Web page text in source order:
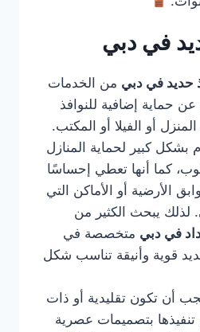
في دبي
حديد في دبي من الخدمات
حماية إضافية للنوافذ
أو الفيلا أو المكتب.
بشكل كبير لحماية المنازل
كما أنها تعطي إحساسًا
الأرضية أو الأماكن التي
لذلك يبحث الكثير من
في دبي متخصصة في
قوية وأنيقة تناسب شكل
يجب أن تكون تقليدية أو ذات
بتصميمات عصرية